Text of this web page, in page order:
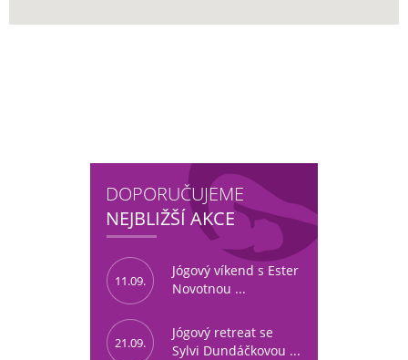
DOPORUČUJEME
NEJBLIŽŠÍ AKCE
11.09.
Jógový víkend s Ester
Novotnou ...
21.09.
Jógový retreat se
Sylvi Dundáčkovou ...